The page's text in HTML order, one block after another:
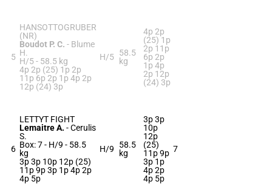
5
HANSOTTOGRUBER
(NR)
Boudot P. C. - Blume
H.
H/5 - 58.5 kg
4p 2p (25) 1p 2p
11p 6p 2p 1p 4p 2p
12p (24) 3p
H/5
58.5
kg
4p 2p
(25) 1p
2p 11p
6p 2p
1p 4p
2p 12p
(24) 3p
6
LETTYT FIGHT
Lemaitre A. -Cerulis
S.
Box: 7 - H/9 - 58.5
kg
3p 3p 10p 12p (25)
11p 9p 3p 1p 4p 2p
4p 5p
H/9
58.5
kg
3p 3p
10p
12p
(25)
11p 9p
3p 1p
4p 2p
4p 5p
7